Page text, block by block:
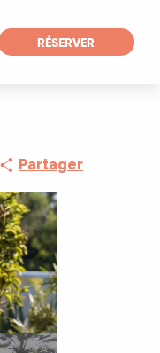
RÉSERVER
Partager